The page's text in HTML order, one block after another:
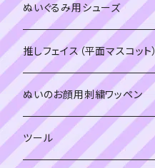
カーリーベルボア
パウダーボア（4mm）
ウィッグボア（8cm）
紫系
青系
緑系
黄色・クリーム系
赤・ピンク系
紫系
青系
緑系
ミニワッペン
リボン
ぬいぐるみ用シューズ
推しフェイス（平面マスコット）
ぬいのお顔用刺繍ワッペン
ツール